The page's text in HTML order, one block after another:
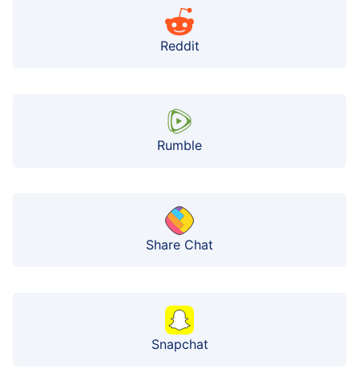
Reddit
Rumble
Share Chat
Snapchat